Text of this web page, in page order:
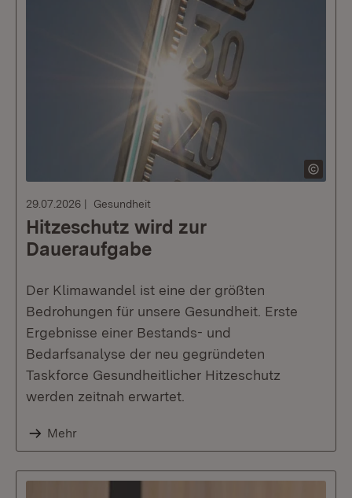
29.07.2026 Gesundheit
Hitzeschutz wird zur
Daueraufgabe
Der Klimawandel ist eine der größten
Bedrohungen für unsere Gesundheit. Erste
Ergebnisse einer Bestands- und
Bedarfsanalyse der neu gegründeten
Taskforce Gesundheitlicher Hitzeschutz
werden zeitnah erwartet.
Mehr